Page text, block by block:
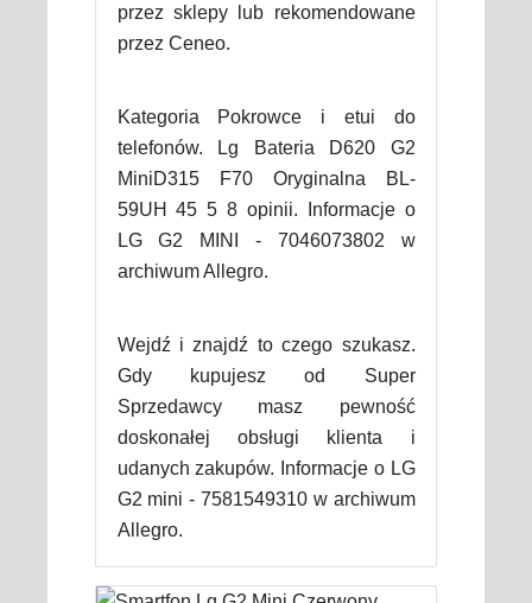
przez sklepy lub rekomendowane
przez Ceneo.
Kategoria Pokrowce i etui do
telefonów. Lg Bateria D620 G2
MiniD315 F70 Oryginalna BL-
59UH 45 5 8 opinii. Informacje o
LG G2 MINI - 7046073802 w
archiwum Allegro.
Wejdź i znajdź to czego szukasz.
Gdy kupujesz od Super
Sprzedawcy masz pewność
doskonałej obsługi klienta i
udanych zakupów. Informacje o LG
G2 mini - 7581549310 w archiwum
Allegro.